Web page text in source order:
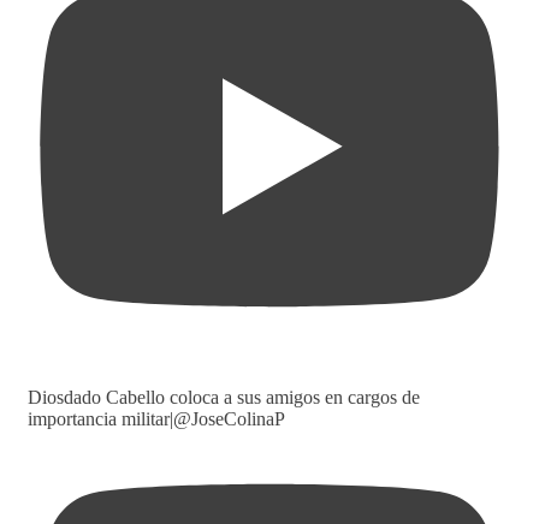
Diosdado Cabello coloca a sus amigos en cargos de
importancia militar|@JoseColinaP